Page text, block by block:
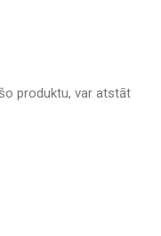
produktu, var atstāt